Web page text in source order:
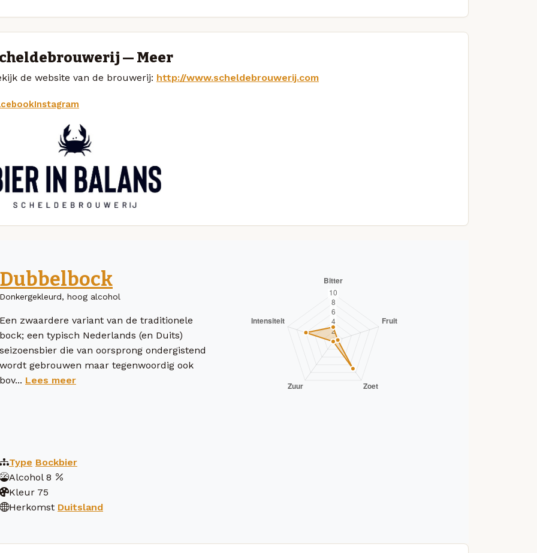
— Meer
de website van de brouwerij: http://www.scheldebrouwerij.com
Instagram
Dubbelbock
Donkergekleurd, hoog alcohol
Een zwaardere variant van de traditionele
bock; een typisch Nederlands (en Duits)
seizoensbier die van oorsprong ondergistend
wordt gebrouwen maar tegenwoordig ook
bov... Lees meer
Type Bockbier
Alcohol 8
Kleur 75
Herkomst Duitsland